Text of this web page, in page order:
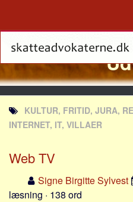
Portal
Udvandrerne.dk
Utvandrerne.no
Utvandrarna.se
Tyskland.dk
Rusland.dk
JLKM.dk
Lande
KULTUR, FRITID, JURA,
INTERNET, IT, VILLAER
Web TV
Signe Birgitte Sylvest
læsning · 138 ord